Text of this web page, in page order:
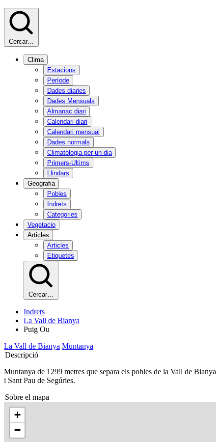
Cercar…
Clima
Estacions
Període
Dades diaries
Dades Mensuals
Almanac diari
Calendari diari
Calendari mensual
Dades normals
Climatologia per un dia
Primers-Ultims
Llindars
Geografia
Pobles
Indrets
Categories
Vegetacio
Articles
Articles
Etiquetes
Cercar…
Indrets
La Vall de Bianya
Puig Ou
La Vall de Bianya Muntanya
Descripció
Muntanya de 1299 metres que separa els pobles de la Vall de Bianya
i Sant Pau de Segúries.
Sobre el mapa
+
−